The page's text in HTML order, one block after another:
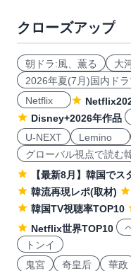
クローズアップ
朝ドラ:風、薫る 大
2026年夏(7月)国内ド
Netflix
Disney+2026年作品
U-NEXT
Lemino
グローバル視点で読む
【最新8月】韓国で
韓流再現レポ(取材)
韓国TV視聴率TOP10
Netflix世界TOP10
トンイ
鬼宮
奇皇后 華政